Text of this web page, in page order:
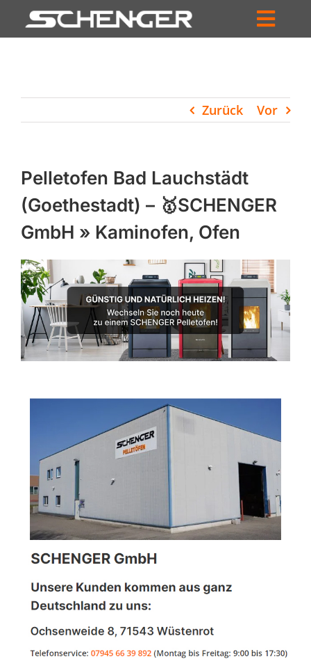
Inhalt
HÄNDLERSUCHE
UNTERNEHMEN
PROFIL
WARENKORB
PRODUCTS
SEARCH
Zurück Vor
Pelletofen Bad Lauchstädt
(Goethestadt) – 🥇SCHENGER
GmbH » Kaminofen, Ofen